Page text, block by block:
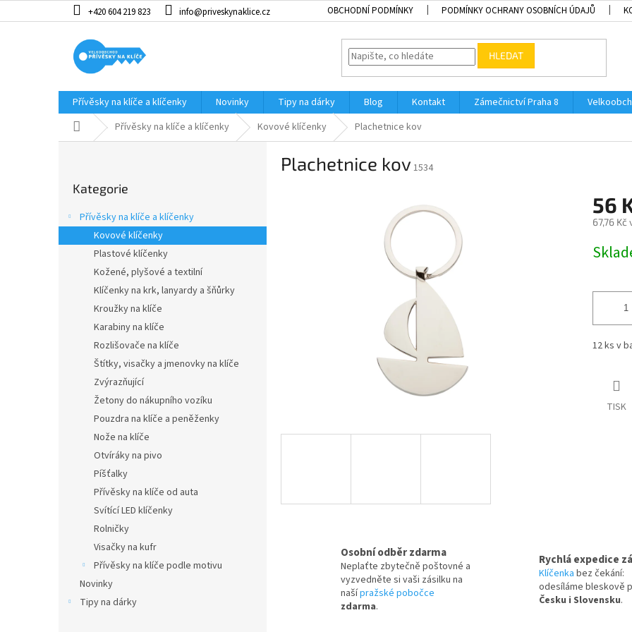
na
+420 604 219 823 info@priveskynaklice.cz OBCHODNÍ PODMÍNKY PODMÍNKY OCHRANY OSOBNÍCH ÚDAJŮ
HLEDAT
Přívěsky na klíče a klíčenky Novinky Tipy na dárky Blog Kontakt Zámečnictví Praha 8
Domů Přívěsky na klíče a klíčenky Kovové klíčenky Plachetnice kov
a
n
kategorie
Kategorie
Přívěsky na klíče a klíčenky
Kovové klíčenky
Plastové klíčenky
Kožené, plyšové a textilní
Klíčenky na krk, lanyardy a šňůrky
Kroužky na klíče
Karabiny na klíče
Rozlišovače na klíče
Štítky, visačky a jmenovky na klíče
Zvýrazňující
Žetony do nákupního vozíku
Pouzdra na klíče a peněženky
Nože na klíče
Otvíráky na pivo
Píšťalky
Přívěsky na klíče od auta
Svítící LED klíčenky
Rolničky
Visačky na kufr
Přívěsky na klíče podle motivu
Novinky
Tipy na dárky
Plachetnice kov 1534
56
67,76 Kč
cena:
12 ks v
TISK
Osobní odběr zdarma
Neplaťte zbytečně poštovné a
vyzvedněte si vaši zásilku na
našípražské pobočce
zdarma.
Rychlá expedice
Klíčenka bez čekání:
odesíláme bleskově
Česku i Slovensku.